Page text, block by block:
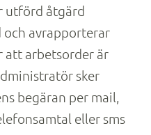
utförd åtgärd
avrapporterar
att arbetsorder är
sker
begäran per mail,
eller sms